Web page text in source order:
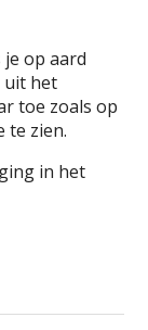
op aard
uit het
toe zoals op
te zien.
in het